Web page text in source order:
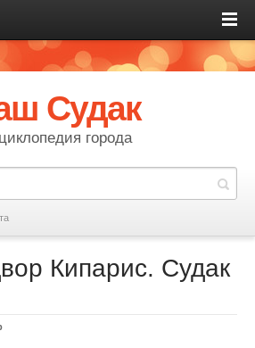
Судак
города
Кипарис. Судак